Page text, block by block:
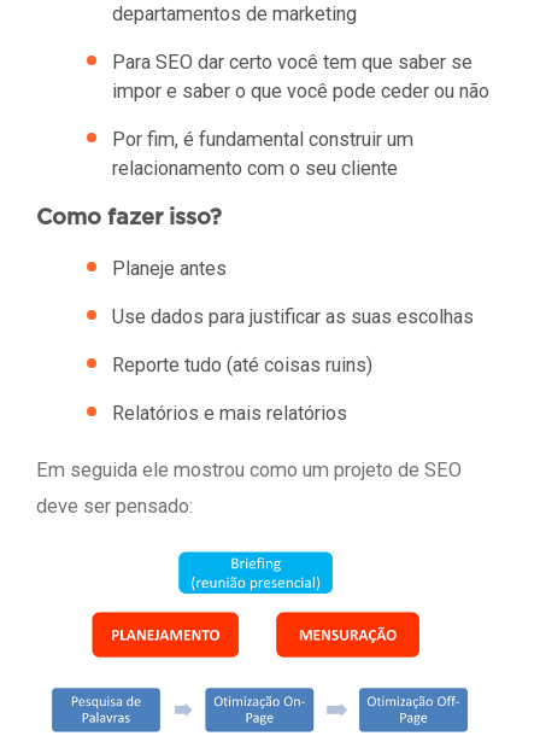
departamentos de marketing
Para SEO dar certo você tem que saber se
impor e saber o que você pode ceder ou não
Por fim, é fundamental construir um
relacionamento com o seu cliente
Como fazer isso?
Planeje antes
Use dados para justificar as suas escolhas
Reporte tudo (até coisas ruins)
Relatórios e mais relatórios
Em seguida ele mostrou como um projeto de SEO
deve ser pensado: